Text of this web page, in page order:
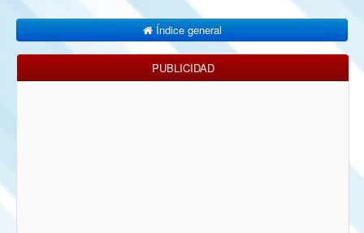
Índice general
PUBLICIDAD